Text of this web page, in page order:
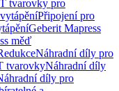
T tvarovky pro
Připojení pro
Geberit Mapress
měď
Náhradní díly pro
tvarovkyNáhradní díly
díly pro